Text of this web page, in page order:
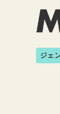
ジェ